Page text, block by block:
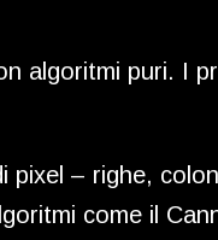
algoritmi puri. I
pixel – righe,
come il